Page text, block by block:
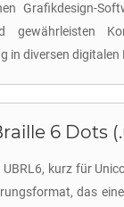
Grafikdesign-
gewährleisten
in diversen digitalen
6 Dots
UBRL6, kurz für
das